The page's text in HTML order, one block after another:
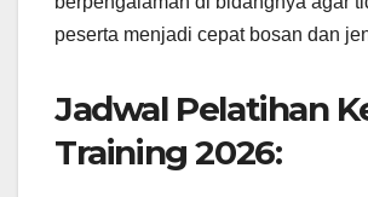
peserta menjadi cepat bosan dan
Jadwal Pelatihan
Training 2026: